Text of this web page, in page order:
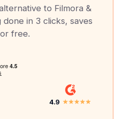
to Filmora &
in 3 clicks, saves
free.